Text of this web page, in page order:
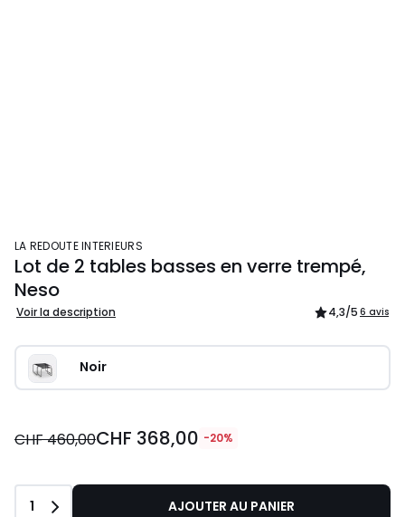
LA REDOUTE INTERIEURS
Lot de 2 tables basses en verre trempé,
Neso
Voir la description 4,3/5 6 avis
Noir
CHF 460,00CHF 368,00 -20%
Quantité
1 AJOUTER AU PANIER